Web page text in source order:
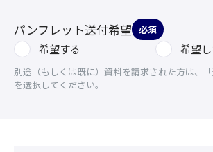
パンフレット送付希望 必須
希望する 希望
別途（もしくは既に）資料を請求された方は、「
を選択してください。